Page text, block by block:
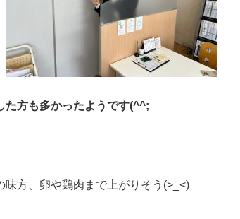
た方も多かったようです(^^;
方、卵や鶏肉まで上がりそう(>_<)